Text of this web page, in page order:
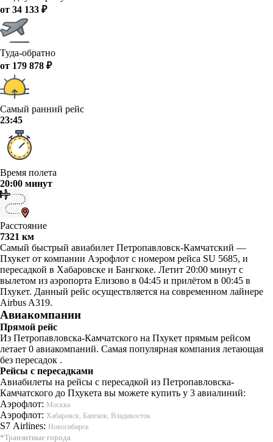
от 34 133 ₽
Туда-обратно
от 179 878 ₽
Самый ранний рейс
23:45
Время полета
20:00 минут
Расстояние
7321 км
Самый быстрый авиабилет Петропавловск-Камчатский —
Пхукет от компании Аэрофлот с номером рейса SU 5685, и
пересадкой в Хабаровске и Бангкоке. Летит 20:00 минут с
вылетом из аэропорта Елизово в 04:45 и прилётом в 00:45 в
Пхукет. Данный рейс осуществляется на современном лайнере
Airbus A319.
Авиакомпании
Прямой рейс
Из Петропавловска-Камчатского на Пхукет прямым рейсом
летает 0 авиакомпаний. Самая популярная компания летающая
без пересадок .
Рейсы с пересадками
Авиабилеты на рейсы с пересадкой из Петропавловска-
Камчатского до Пхукета вы можете купить у 3 авиалиний:
Аэрофлот: Москва
Аэрофлот: Хабаровск, Бангкок, Владивосток
S7 Airlines: Новосибирск
*Транзитные города